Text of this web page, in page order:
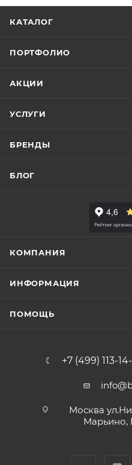
КАТАЛОГ
ПОРТФОЛИО
АКЦИИ
УСЛУГИ
БРЕНДЫ
БЛОГ
КОМПАНИЯ
ИНФОРМАЦИЯ
ПОМОЩЬ
+7 (499) 113-
Москва
Марьино,